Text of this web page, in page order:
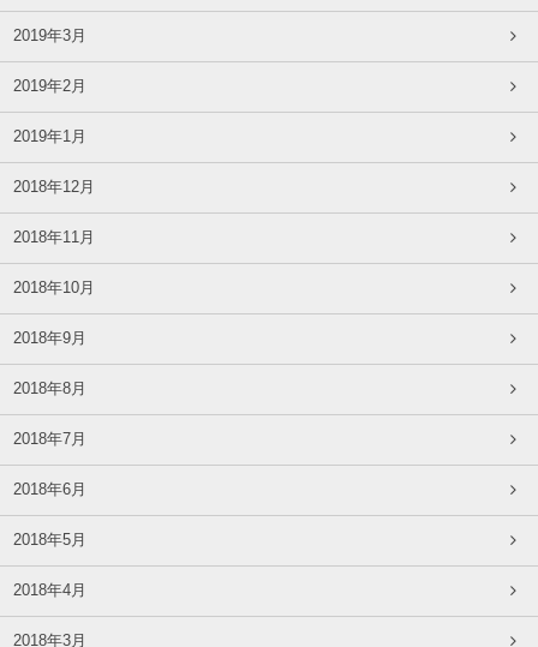
2019年3月
2019年2月
2019年1月
2018年12月
2018年11月
2018年10月
2018年9月
2018年8月
2018年7月
2018年6月
2018年5月
2018年4月
2018年3月